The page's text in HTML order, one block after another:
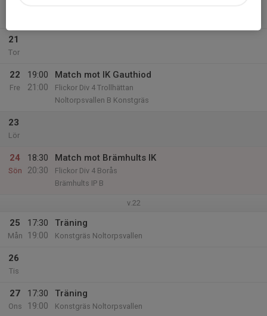
21
Tor
22
Fre
19:00
21:00
Match mot IK Gauthiod
Flickor Div 4 Trollhättan
Noltorpsvallen B Konstgräs
23
Lör
24
Sön
18:30
20:30
Match mot Brämhults IK
Flickor Div 4 Borås
Brämhults IP B
v.22
25
Mån
17:30
19:00
Träning
Konstgräs Noltorpsvallen
26
Tis
27
Ons
17:30
19:00
Träning
Konstgräs Noltorpsvallen